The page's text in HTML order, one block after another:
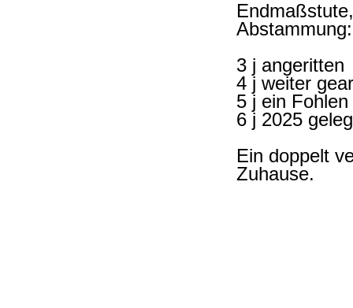
3 j angeritten
4 j weiter
5 j ein Fohlen
6 j 2025
Ein doppelt
Zuhause.